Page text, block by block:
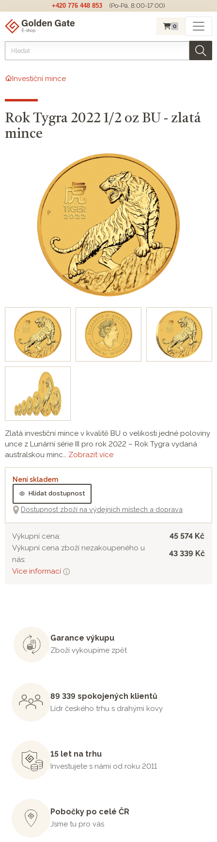
+420 776 448 853 (Po-Pá, 8:00-17:00)
0
Investiční mince
Rok Tygra 2022 1/2 oz BU - zlatá
mince
Zlatá investiční mince v kvalitě BU o velikosti jedné poloviny
unce z Lunární série III pro rok 2022 – Rok Tygra vydaná
australskou minc… Zobrazit více
Není skladem
Hlídat dostupnost
Dostupnost zboží na výdejních místech a doprava
Výkupní cena: 45 574 Kč
Výkupní cena zboží nezakoupeného u
nás:
43 339 Kč
Více informací
Garance výkupu
Zboží vykoupíme zpět
89 339 spokojených klientů
Lídr českého trhu s drahými kovy
15 let na trhu
Investujete s námi od roku 2011
Pobočky po celé ČR
Jsme tu pro vás